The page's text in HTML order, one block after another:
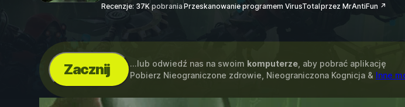
Recenzje: 37K pobrania Przeskanowanie programem VirusTotalprzez MrAntiFun ↗
Zacznij ...lub odwiedź nas na swoim komputerze, aby pobrać aplikację
Pobierz Nieograniczone zdrowie, Nieograniczona Kognicja & Inne